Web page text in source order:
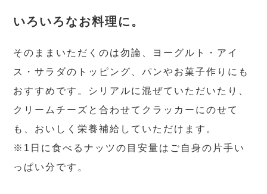
いろいろなお料理に。
そのままいただくのは勿論、ヨーグルト・アイ
ス・サラダのトッピング、パンやお菓子作りにも
おすすめです。シリアルに混ぜていただいたり、
クリームチーズと合わせてクラッカーにのせて
も、おいしく栄養補給していただけます。
※1日に食べるナッツの目安量はご自身の片手い
っぱい分です。